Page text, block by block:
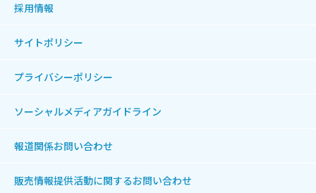
採用情報
サイトポリシー
プライバシーポリシー
ソーシャルメディアガイドライン
報道関係お問い合わせ
販売情報提供活動に関するお問い合わせ